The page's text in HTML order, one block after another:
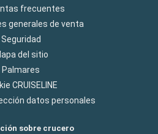
frecuentes
generales de venta
Seguridad
del sitio
Palmares
CRUISELINE
datos personales
sobre crucero